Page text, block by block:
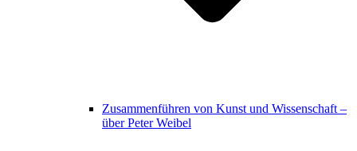
Zusammenführen von Kunst und Wissenschaft –
über Peter Weibel